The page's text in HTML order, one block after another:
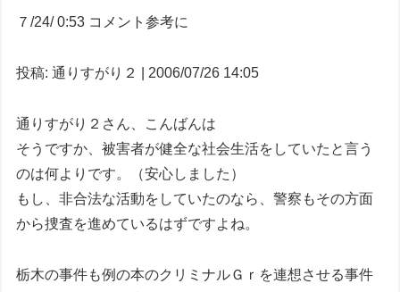
７/24/ 0:53 コメント参考に
投稿: 通りすがり２ | 2006/07/26 14:05
通りすがり２さん、こんばんは
そうですか、被害者が健全な社会生活をしていたと言う
のは何よりです。（安心しました）
もし、非合法な活動をしていたのなら、警察もその方面
から捜査を進めているはずですよね。
栃木の事件も例の本のクリミナルＧｒを連想させる事件